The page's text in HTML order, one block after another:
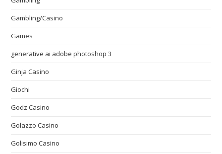
Gambling/Casino
Games
generative ai adobe photoshop 3
Ginja Casino
Giochi
Godz Casino
Golazzo Casino
Golisimo Casino